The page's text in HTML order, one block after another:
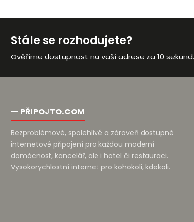
Stále se rozhodujete?
Ověříme dostupnost na vaší adrese za 10 sekund.
— PŘIPOJTO.COM
Bezproblémové, spolehlivé a zároveň dostupné
internetové připojení pro každou moderní
domácnost, kancelář, ale i hotel či restauraci.
Vysokorychlostní internet pro kohokoli, kdekoli.